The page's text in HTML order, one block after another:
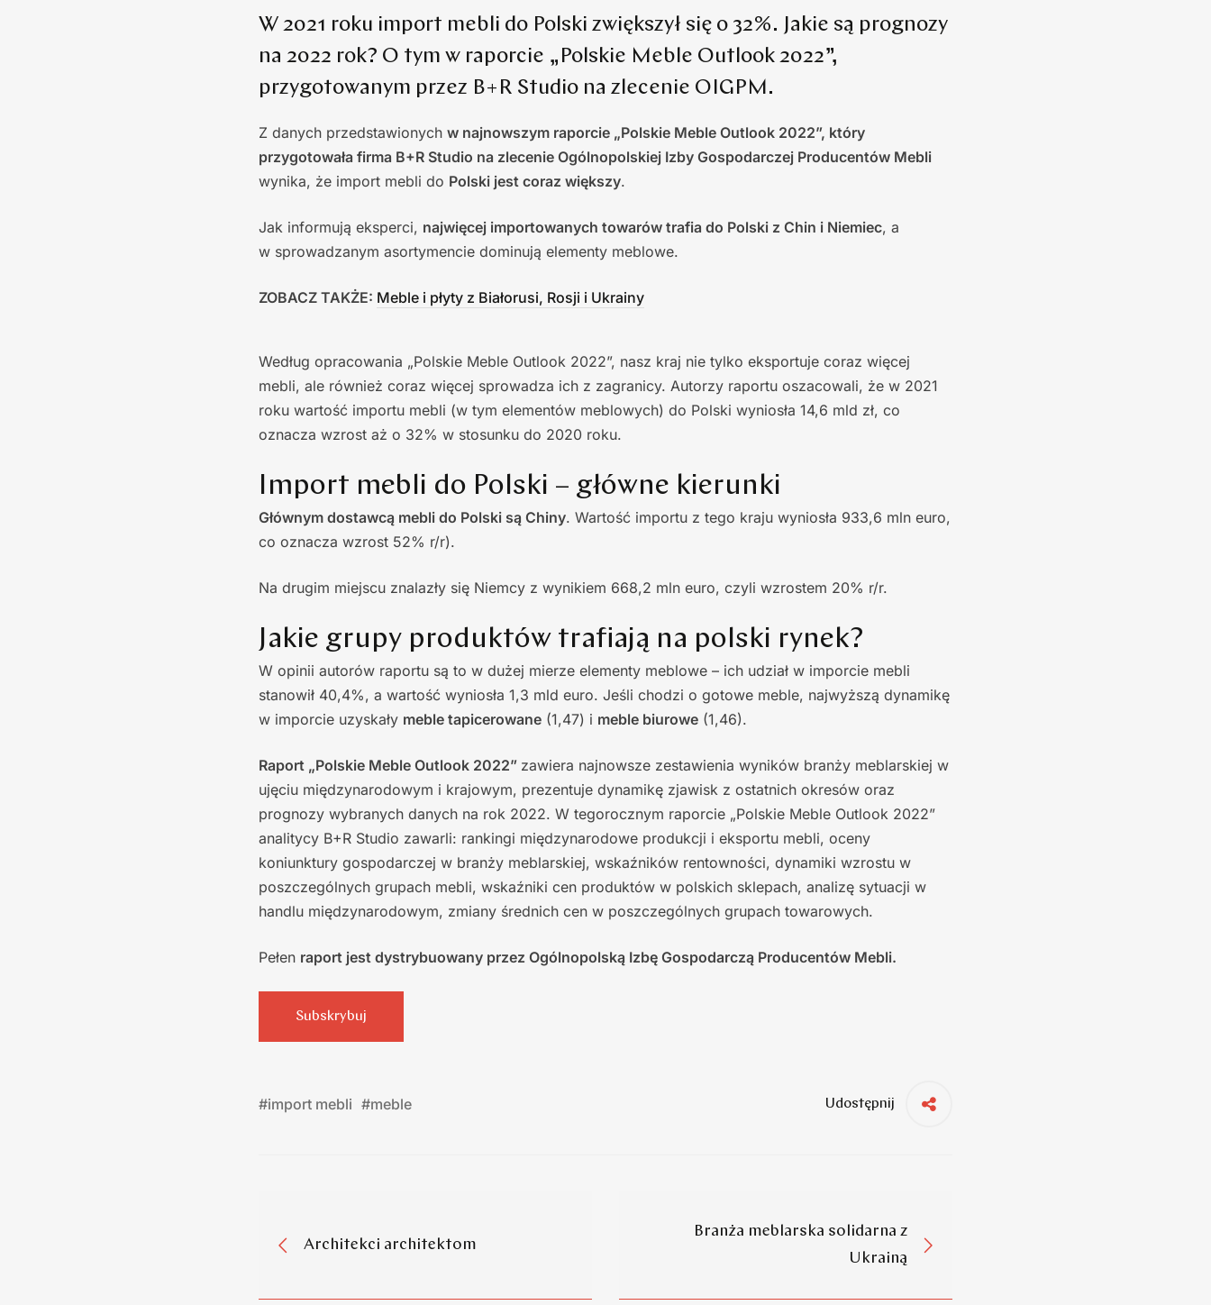
W 2021 roku import mebli do Polski zwiększył się o 32%. Jakie są prognozy
na 2022 rok? O tym w raporcie „Polskie Meble Outlook 2022”,
przygotowanym przez B+R Studio na zlecenie OIGPM.
Z danych przedstawionych w najnowszym raporcie „Polskie Meble Outlook 2022”, który
przygotowała firma B+R Studio na zlecenie Ogólnopolskiej Izby Gospodarczej Producentów Mebli
wynika, że import mebli do Polski jest coraz większy.
Jak informują eksperci, najwięcej importowanych towarów trafia do Polski z Chin i Niemiec, a
w sprowadzanym asortymencie dominują elementy meblowe.
ZOBACZ TAKŻE: Meble i płyty z Białorusi, Rosji i Ukrainy
Według opracowania „Polskie Meble Outlook 2022”, nasz kraj nie tylko eksportuje coraz więcej
mebli, ale również coraz więcej sprowadza ich z zagranicy. Autorzy raportu oszacowali, że w 2021
roku wartość importu mebli (w tym elementów meblowych) do Polski wyniosła 14,6 mld zł, co
oznacza wzrost aż o 32% w stosunku do 2020 roku.
Import mebli do Polski – główne kierunki
Głównym dostawcą mebli do Polski są Chiny. Wartość importu z tego kraju wyniosła 933,6 mln euro,
co oznacza wzrost 52% r/r).
Na drugim miejscu znalazły się Niemcy z wynikiem 668,2 mln euro, czyli wzrostem 20% r/r.
Jakie grupy produktów trafiają na polski rynek?
W opinii autorów raportu są to w dużej mierze elementy meblowe – ich udział w imporcie mebli
stanowił 40,4%, a wartość wyniosła 1,3 mld euro. Jeśli chodzi o gotowe meble, najwyższą dynamikę
w imporcie uzyskały meble tapicerowane (1,47) i meble biurowe (1,46).
Raport „Polskie Meble Outlook 2022” zawiera najnowsze zestawienia wyników branży meblarskiej w
ujęciu międzynarodowym i krajowym, prezentuje dynamikę zjawisk z ostatnich okresów oraz
prognozy wybranych danych na rok 2022. W tegorocznym raporcie „Polskie Meble Outlook 2022”
analitycy B+R Studio zawarli: rankingi międzynarodowe produkcji i eksportu mebli, oceny
koniunktury gospodarczej w branży meblarskiej, wskaźników rentowności, dynamiki wzrostu w
poszczególnych grupach mebli, wskaźniki cen produktów w polskich sklepach, analizę sytuacji w
handlu międzynarodowym, zmiany średnich cen w poszczególnych grupach towarowych.
Pełen raport jest dystrybuowany przez Ogólnopolską Izbę Gospodarczą Producentów Mebli.
Subskrybuj
#import mebli #meble Udostępnij
Architekci architektom
Branża meblarska solidarna z
Ukrainą